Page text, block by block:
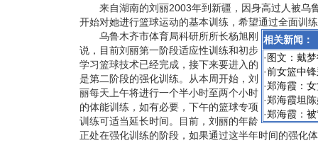
来自湖南的刘丽2003年到新疆，因身高过人被乌
开始对她进行篮球运动的基本训练，希望通过全面训
相关新闻：
· 图文：戴
·前女篮中
·郑海霞：
·郑海霞坦
·郑海霞：被
乌鲁木齐市体育局科研所所长杨旭刚
说，目前刘丽第一阶段适应性训练和初步
学习篮球技术已经完成，接下来要进入的
是第二阶段的强化训练。从本周开始，刘
丽每天上午将进行一个半小时至两个小时
的体能训练，如有必要，下午的篮球专项
训练可适当延长时间。目前，刘丽的年龄
正处在强化训练的阶段，如果通过这半年时间的强化